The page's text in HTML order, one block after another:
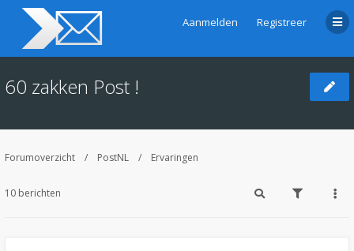
Aanmelden Registreer
60 zakken Post !
Forumoverzicht PostNL Ervaringen
10 berichten